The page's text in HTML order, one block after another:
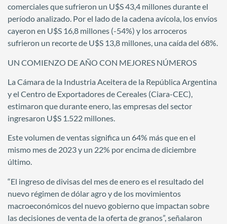
comerciales que sufrieron un U$S 43,4 millones durante el
período analizado. Por el lado de la cadena avícola, los envíos
cayeron en U$S 16,8 millones (-54%) y los arroceros
sufrieron un recorte de U$S 13,8 millones, una caída del 68%.
UN COMIENZO DE AÑO CON MEJORES NÚMEROS
La Cámara de la Industria Aceitera de la República Argentina
y el Centro de Exportadores de Cereales (Ciara-CEC),
estimaron que durante enero, las empresas del sector
ingresaron U$S 1.522 millones.
Este volumen de ventas significa un 64% más que en el
mismo mes de 2023 y un 22% por encima de diciembre
último.
“El ingreso de divisas del mes de enero es el resultado del
nuevo régimen de dólar agro y de los movimientos
macroeconómicos del nuevo gobierno que impactan sobre
las decisiones de venta de la oferta de granos”, señalaron